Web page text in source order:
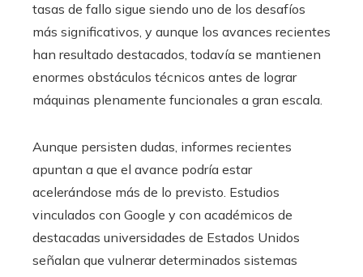
tasas de fallo sigue siendo uno de los desafíos
más significativos, y aunque los avances recientes
han resultado destacados, todavía se mantienen
enormes obstáculos técnicos antes de lograr
máquinas plenamente funcionales a gran escala.
Aunque persisten dudas, informes recientes
apuntan a que el avance podría estar
acelerándose más de lo previsto. Estudios
vinculados con Google y con académicos de
destacadas universidades de Estados Unidos
señalan que vulnerar determinados sistemas